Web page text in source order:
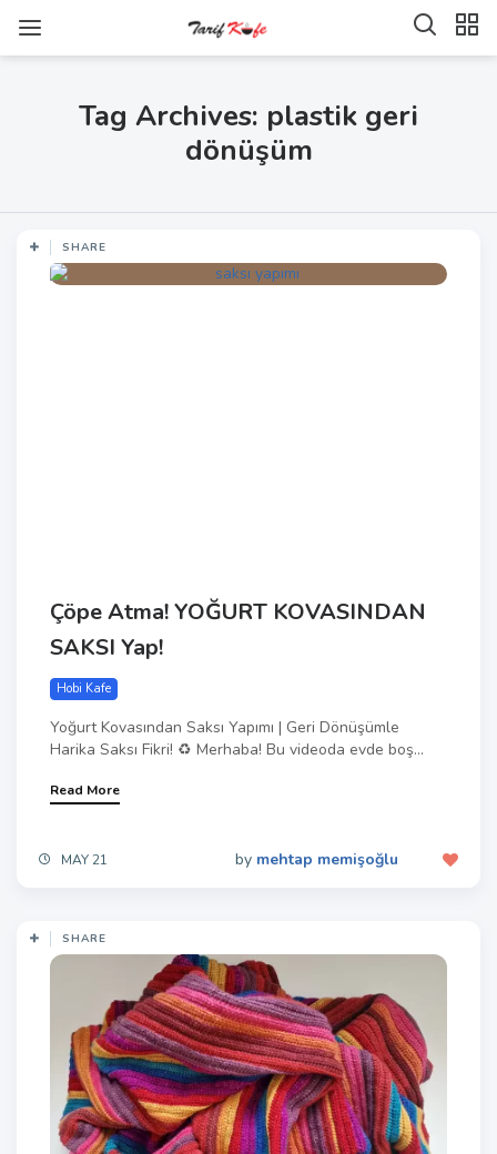
Tag Archives: plastik geri
dönüşüm
SHARE
Çöpe Atma! YOĞURT KOVASINDAN
SAKSI Yap!
Hobi Kafe
Yoğurt Kovasından Saksı Yapımı | Geri Dönüşümle
Harika Saksı Fikri! ♻️ Merhaba! Bu videoda evde boş...
Read More
MAY 21 by mehtap memişoğlu
SHARE